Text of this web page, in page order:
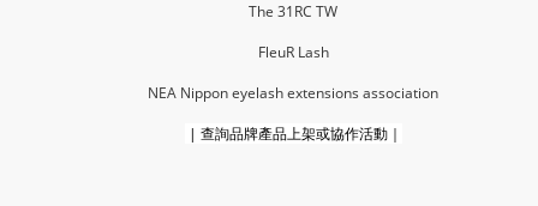
The 31RC TW
FleuR Lash
NEA Nippon eyelash extensions association
| 查詢品牌產品上架或協作活動｜